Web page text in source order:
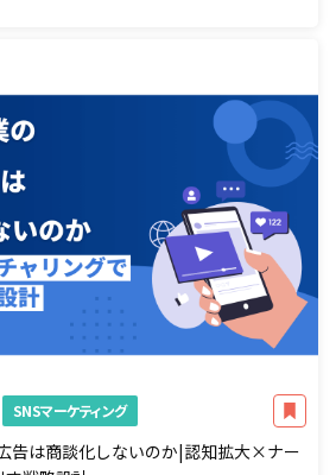
SNSマーケティング
告は商談化しないのか|認知拡大×ナー